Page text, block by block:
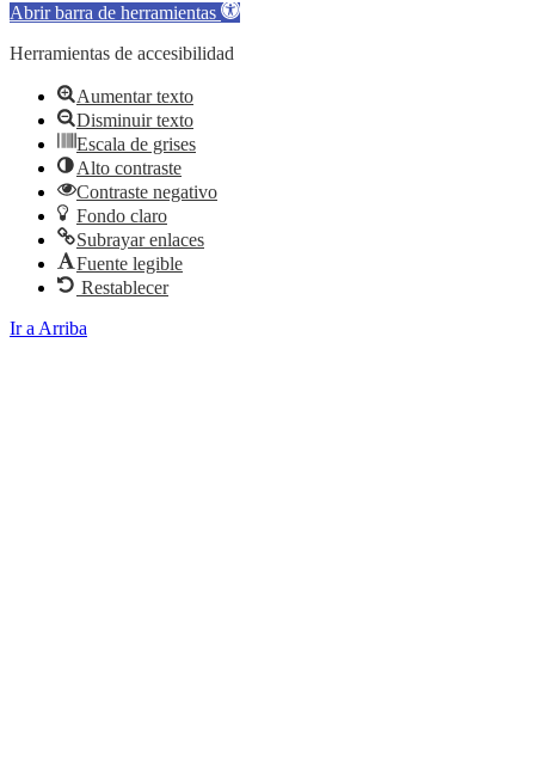
Abrir barra de herramientas
Herramientas de accesibilidad
Aumentar texto
Disminuir texto
Escala de grises
Alto contraste
Contraste negativo
Fondo claro
Subrayar enlaces
Fuente legible
Restablecer
Ir a Arriba